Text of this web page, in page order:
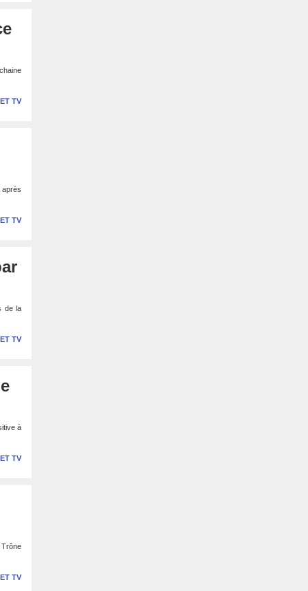
TV
TV
de la
TV
à
TV
Trône
TV